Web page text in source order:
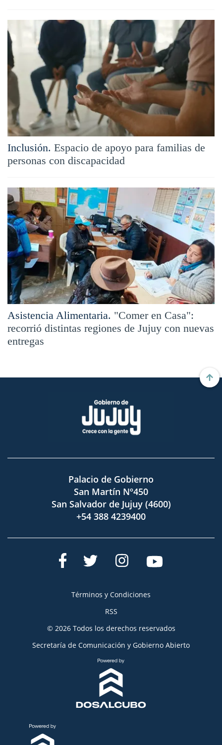
Inclusión. Espacio de apoyo para familias de
personas con discapacidad
Asistencia Alimentaria. "Comer en Casa":
recorrió distintas regiones de Jujuy con nuevas
entregas
Palacio de Gobierno
San Martín Nº450
San Salvador de Jujuy (4600)
+54 388 4239400
Términos y Condiciones
RSS
© 2026 Todos los derechos reservados
Secretaría de Comunicación y Gobierno Abierto